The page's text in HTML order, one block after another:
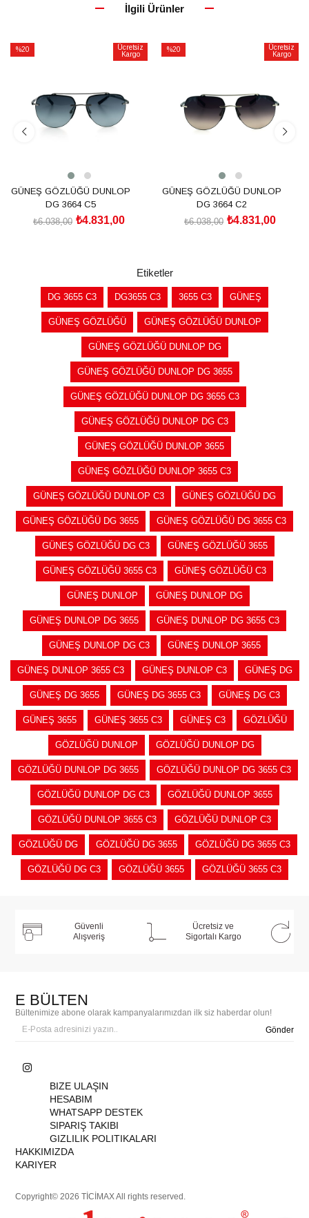
İlgili Ürünler
%20
Ücretsiz
Kargo
GÜNEŞ GÖZLÜĞÜ DUNLOP
DG 3664 C5
₺4.831,00
₺6.038,00
%20
Ücretsiz
Kargo
GÜNEŞ GÖZLÜĞÜ DUNLOP
DG 3664 C2
₺4.831,00
₺6.038,00
Etiketler
DG 3655 C3 DG3655 C3 3655 C3 GÜNEŞ
GÜNEŞ GÖZLÜĞÜ GÜNEŞ GÖZLÜĞÜ DUNLOP
GÜNEŞ GÖZLÜĞÜ DUNLOP DG
GÜNEŞ GÖZLÜĞÜ DUNLOP DG 3655
GÜNEŞ GÖZLÜĞÜ DUNLOP DG 3655 C3
GÜNEŞ GÖZLÜĞÜ DUNLOP DG C3
GÜNEŞ GÖZLÜĞÜ DUNLOP 3655
GÜNEŞ GÖZLÜĞÜ DUNLOP 3655 C3
GÜNEŞ GÖZLÜĞÜ DUNLOP C3 GÜNEŞ GÖZLÜĞÜ DG
GÜNEŞ GÖZLÜĞÜ DG 3655 GÜNEŞ GÖZLÜĞÜ DG 3655 C3
GÜNEŞ GÖZLÜĞÜ DG C3 GÜNEŞ GÖZLÜĞÜ 3655
GÜNEŞ GÖZLÜĞÜ 3655 C3 GÜNEŞ GÖZLÜĞÜ C3
GÜNEŞ DUNLOP GÜNEŞ DUNLOP DG
GÜNEŞ DUNLOP DG 3655 GÜNEŞ DUNLOP DG 3655 C3
GÜNEŞ DUNLOP DG C3 GÜNEŞ DUNLOP 3655
GÜNEŞ DUNLOP 3655 C3 GÜNEŞ DUNLOP C3 GÜNEŞ DG
GÜNEŞ DG 3655 GÜNEŞ DG 3655 C3 GÜNEŞ DG C3
GÜNEŞ 3655 GÜNEŞ 3655 C3 GÜNEŞ C3 GÖZLÜĞÜ
GÖZLÜĞÜ DUNLOP GÖZLÜĞÜ DUNLOP DG
GÖZLÜĞÜ DUNLOP DG 3655 GÖZLÜĞÜ DUNLOP DG 3655 C3
GÖZLÜĞÜ DUNLOP DG C3 GÖZLÜĞÜ DUNLOP 3655
GÖZLÜĞÜ DUNLOP 3655 C3 GÖZLÜĞÜ DUNLOP C3
GÖZLÜĞÜ DG GÖZLÜĞÜ DG 3655 GÖZLÜĞÜ DG 3655 C3
GÖZLÜĞÜ DG C3 GÖZLÜĞÜ 3655 GÖZLÜĞÜ 3655 C3
Güvenli
Alışveriş
Ücretsiz ve
Sigortalı Kargo
E BÜLTEN
Bültenimize abone olarak kampanyalarımızdan ilk siz haberdar olun!
Gönder
BIZE ULAŞIN
HESABIM
WHATSAPP DESTEK
SIPARIŞ TAKIBI
GIZLILIK POLITIKALARI
HAKKIMIZDA
KARIYER
Copyright© 2026 TİCİMAX All rights reserved.